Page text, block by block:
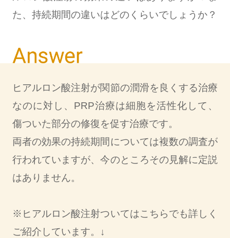
た、持続期間の違いはどのくらいでしょうか？
ヒアルロン酸注射が関節の潤滑を良くする治療
なのに対し、PRP治療は細胞を活性化して、
傷ついた部分の修復を促す治療です。
両者の効果の持続期間については複数の調査が
行われていますが、今のところその見解に定説
はありません。
※ヒアルロン酸注射ついてはこちらでも詳しく
ご紹介しています。↓